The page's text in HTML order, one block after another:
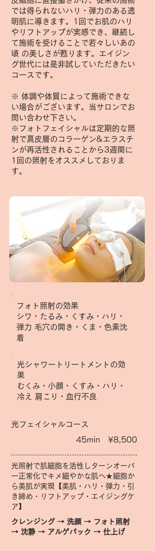
では得られないハリ・弾力のある透
明肌に導きます。1回でお肌のハリ
やリフトアップが実感でき、継続し
て施術を受けることで若々しいあの
頃 の美しさが甦ります。エイジン
グ世代には是非試していただきたい
コースです。
※ 体調や体質によって施術できな
い場合がございます。当サロンでお
問い合わせ下さい。
※フォトフェイシャルは定期的な照
射で真皮層のコラーゲン&エラスチ
ンが再活性されることから3週間に
1回の照射をオススメしておりま
す。
フォト照射の効果
シワ・たるみ・くすみ・ハリ・
弾力 毛穴の開き・くま・色素沈
着
光シャワートリートメントの効
果
むくみ・小顔・くすみ・ハリ・
冷え 肩こり・血行不良
光フェイシャルコース
45min ¥8,500
光照射で肌細胞を活性しターンオーバ
ー正常化でキメ細やかな肌へ★細胞か
ら美肌が実現【美肌・ハリ・弾力・引
き締め・リフトアップ・エイジングケ
ア】
クレンジング → 洗顔 → フォト照射
→ 沈静 → アルゲパック → 仕上げ